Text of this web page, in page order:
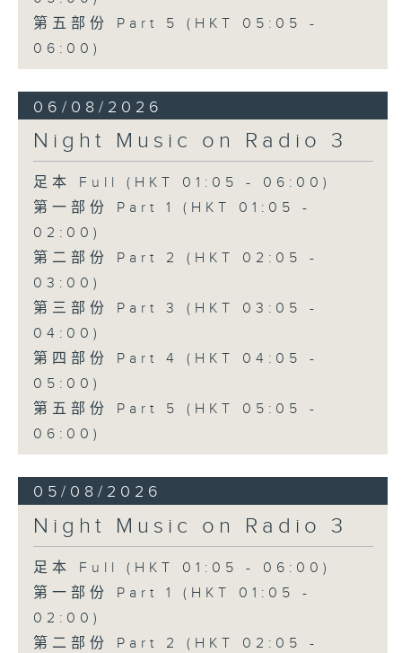
第五部份 Part 5 (HKT 05:05 -
06:00)
06/08/2026
Night Music on Radio 3
足本 Full (HKT 01:05 - 06:00)
第一部份 Part 1 (HKT 01:05 -
02:00)
第二部份 Part 2 (HKT 02:05 -
03:00)
第三部份 Part 3 (HKT 03:05 -
04:00)
第四部份 Part 4 (HKT 04:05 -
05:00)
第五部份 Part 5 (HKT 05:05 -
06:00)
05/08/2026
Night Music on Radio 3
足本 Full (HKT 01:05 - 06:00)
第一部份 Part 1 (HKT 01:05 -
02:00)
第二部份 Part 2 (HKT 02:05 -